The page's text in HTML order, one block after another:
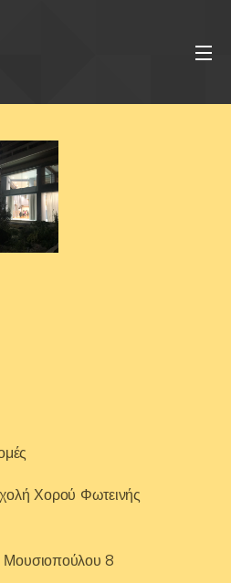
Χορού Φωτεινής
Μουσιοπούλου 8